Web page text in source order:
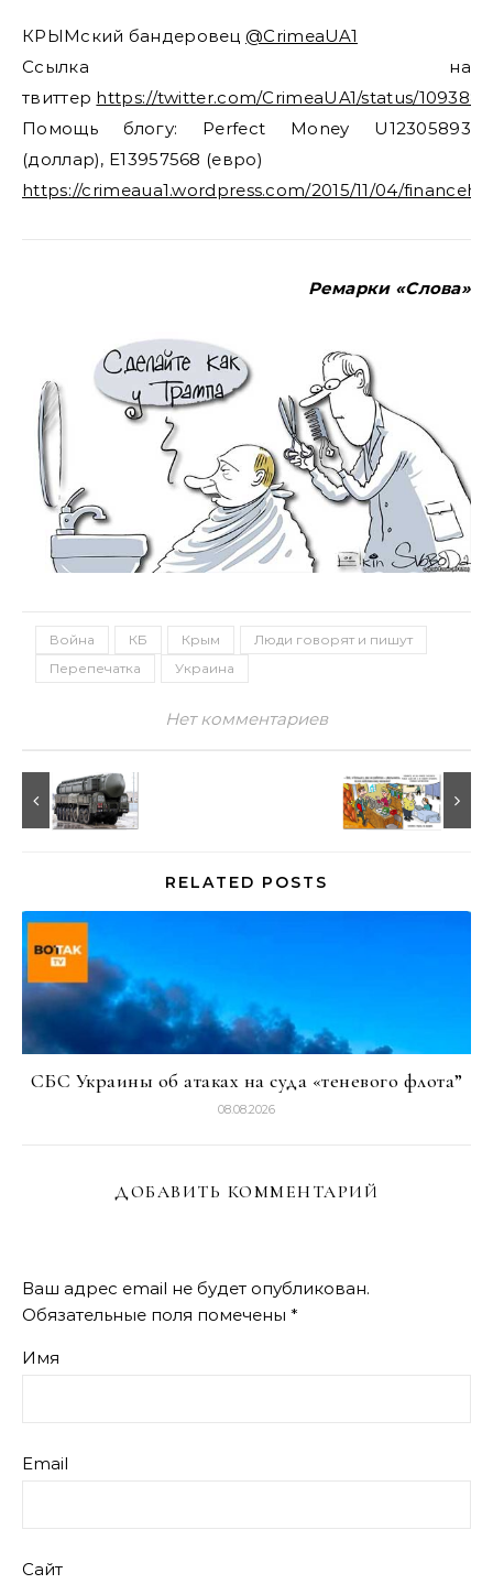
КРЫМский бандеровец @CrimeaUA1
Ссылка на
твиттер https://twitter.com/CrimeaUA1/status/
Помощь блогу: Perfect Money U12305893
(доллар), E13957568 (евро)
https://crimeaua1.wordpress.com/2015/11/04/
Ремарки «Слова»
Война КБ Крым
Люди говорят и пишут
Перепечатка
Украина
Нет комментариев
RELATED POSTS
СБС Украины об атаках на суда «теневого флота”
08.08.2026
ДОБАВИТЬ КОММЕНТАРИЙ
Ваш адрес email не будет опубликован.
Обязательные поля помечены *
Имя
Email
Сайт